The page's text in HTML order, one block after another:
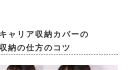
ャリア収納カバーの
納の仕方のコツ